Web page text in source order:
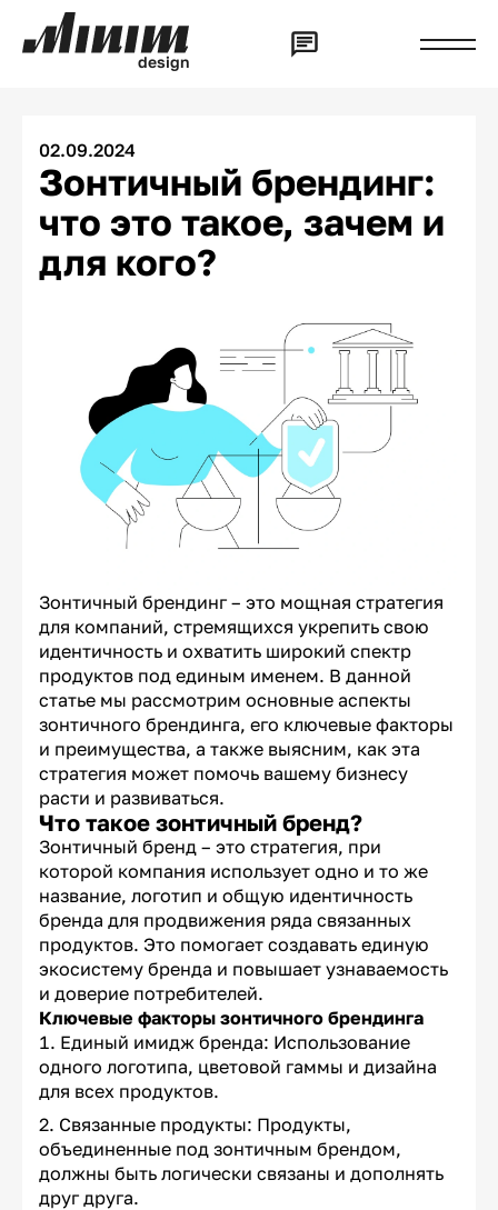
design
02.09.2024
Зонтичный брендинг:
что это такое, зачем и
для кого?
Зонтичный брендинг – это мощная стратегия
для компаний, стремящихся укрепить свою
идентичность и охватить широкий спектр
продуктов под единым именем. В данной
статье мы рассмотрим основные аспекты
зонтичного брендинга, его ключевые факторы
и преимущества, а также выясним, как эта
стратегия может помочь вашему бизнесу
расти и развиваться.
Что такое зонтичный бренд?
Зонтичный бренд – это стратегия, при
которой компания использует одно и то же
название, логотип и общую идентичность
бренда для продвижения ряда связанных
продуктов. Это помогает создавать единую
экосистему бренда и повышает узнаваемость
и доверие потребителей.
Ключевые факторы зонтичного брендинга
Единый имидж бренда: Использование
одного логотипа, цветовой гаммы и дизайна
для всех продуктов.
Связанные продукты: Продукты,
объединенные под зонтичным брендом,
должны быть логически связаны и дополнять
друг друга.